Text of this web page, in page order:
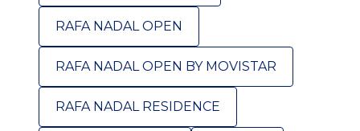
RAFA NADAL OPEN
RAFA NADAL OPEN BY MOVISTAR
RAFA NADAL RESIDENCE